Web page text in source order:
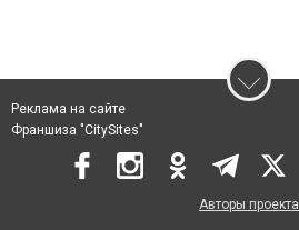
Реклама на сайте
Франшиза "CitySites"
Авторы проекта